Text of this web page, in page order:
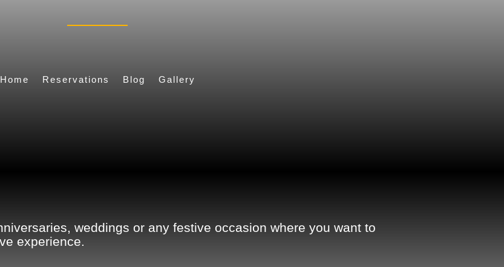
Home Reservations Blog Gallery
weddings or any festive occasion where you want to
experience.